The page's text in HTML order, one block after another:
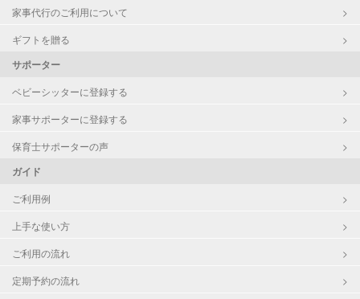
家事代行のご利用について
ギフトを贈る
サポーター
ベビーシッターに登録する
家事サポーターに登録する
保育士サポーターの声
ガイド
ご利用例
上手な使い方
ご利用の流れ
定期予約の流れ